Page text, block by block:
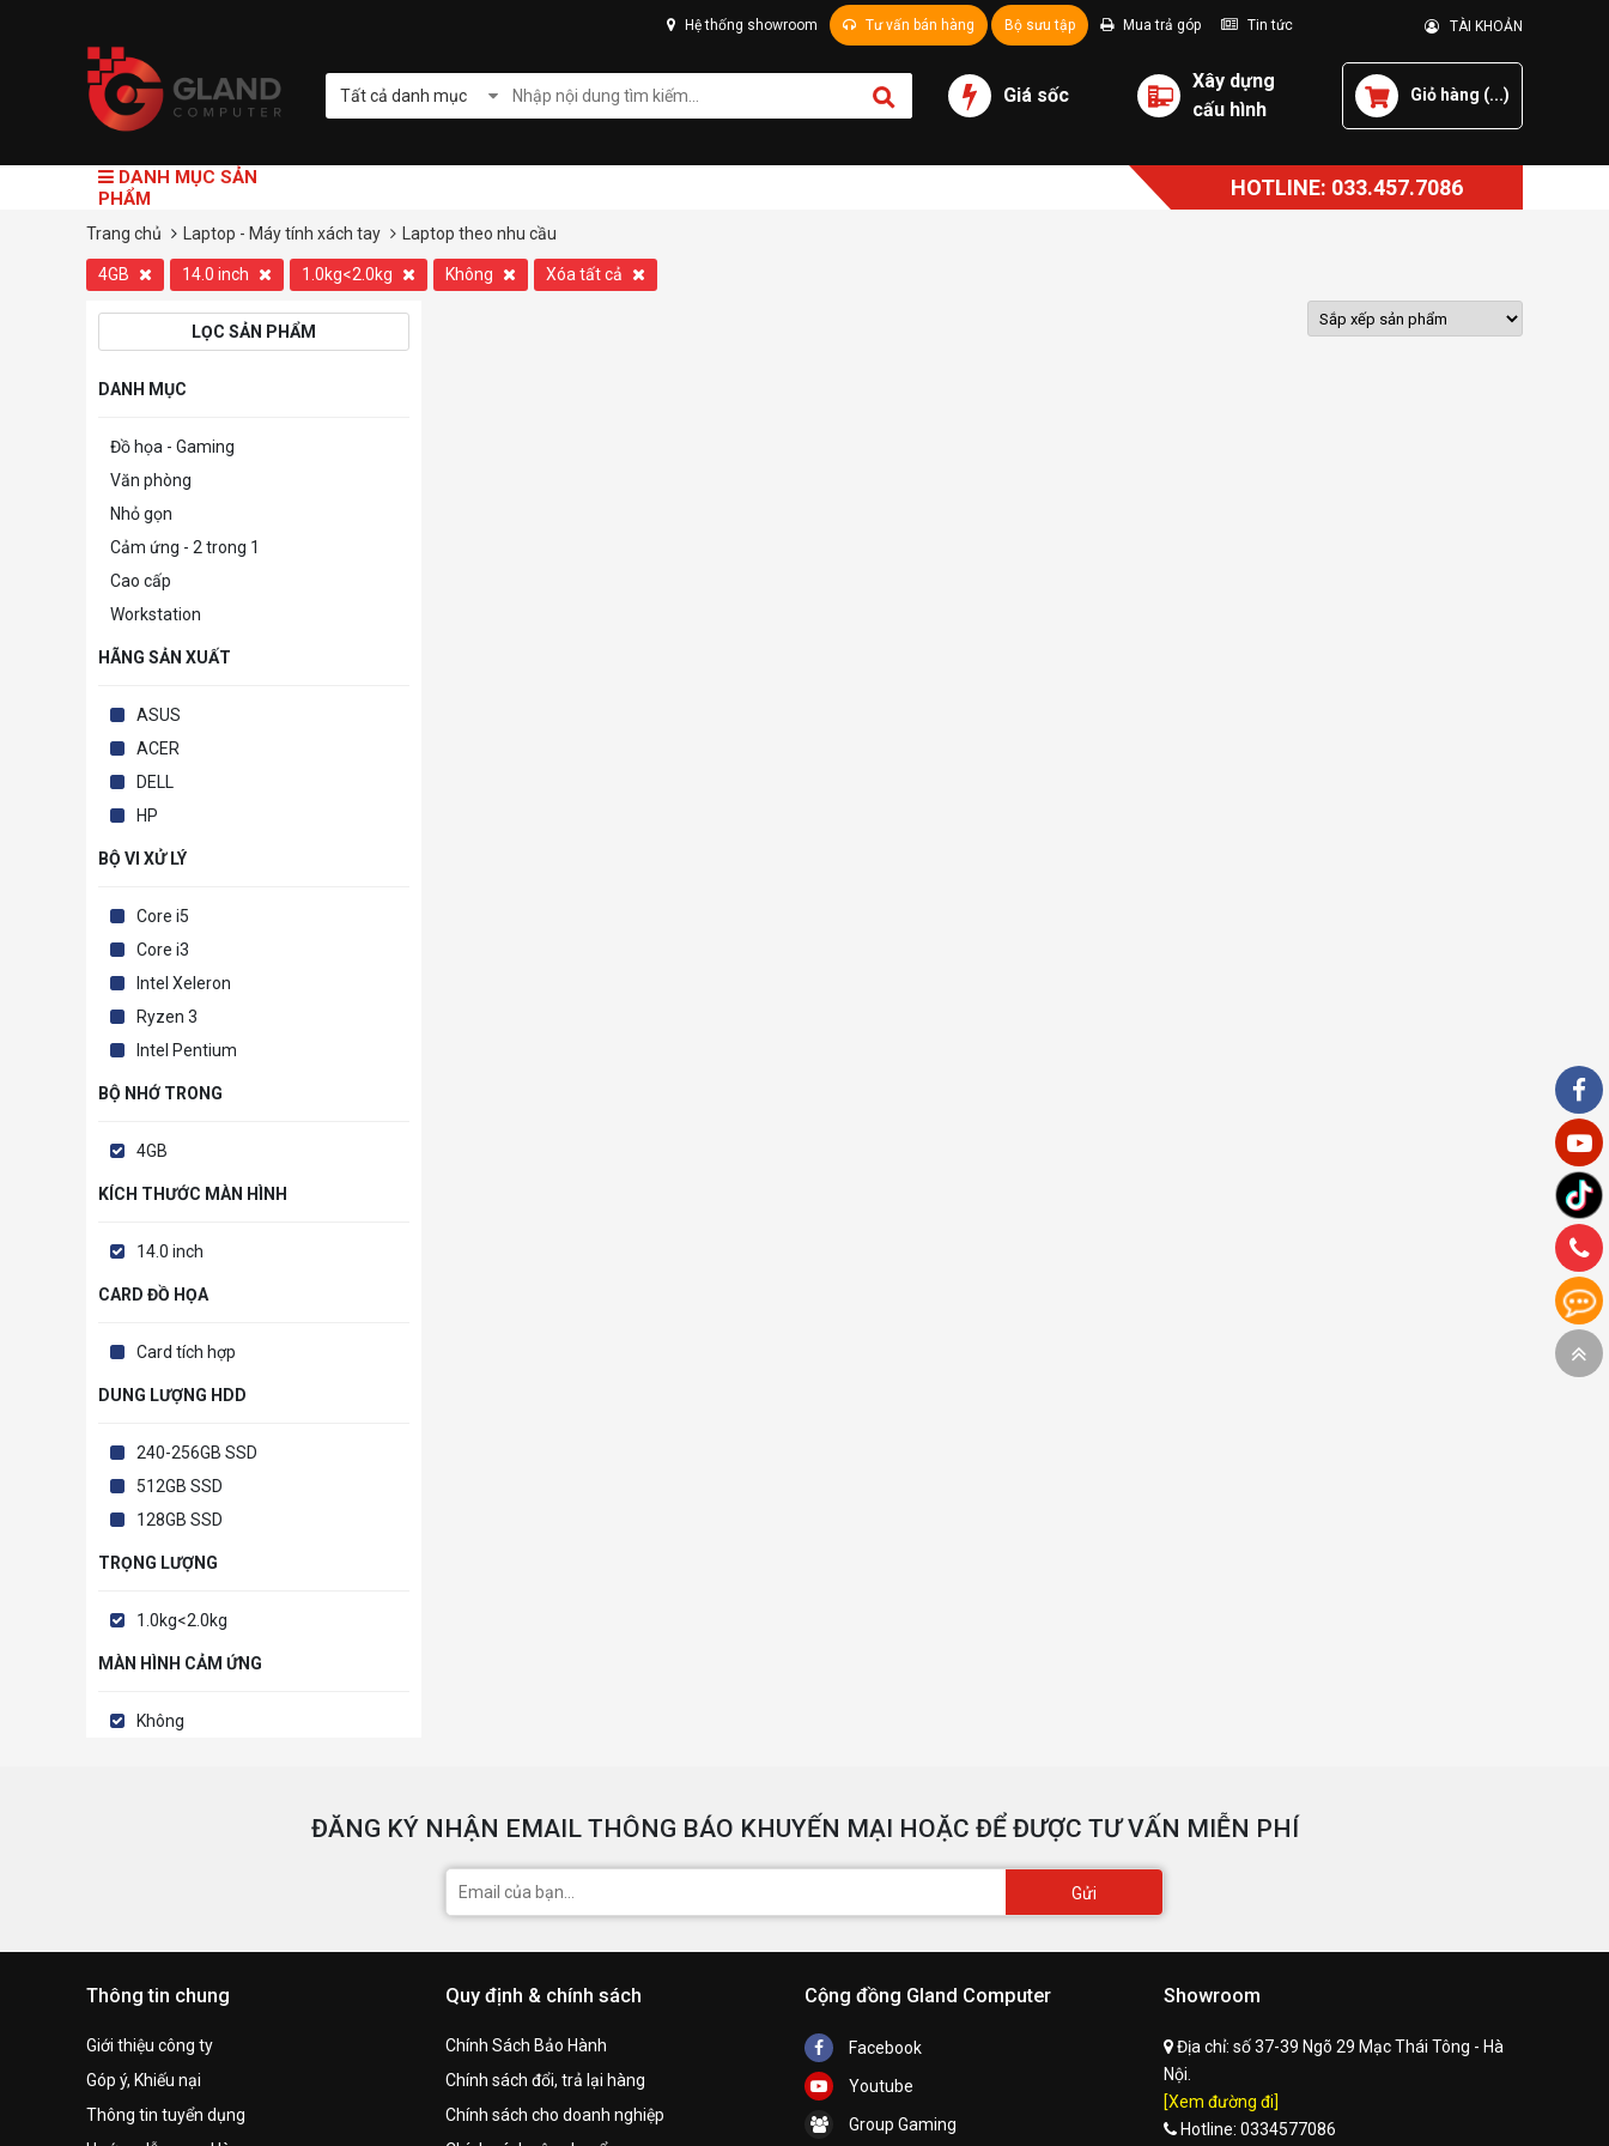
Hệ thống showroom Tư vấn bán hàng Bộ sưu tập Mua trả góp Tin tức TÀI KHOẢN
Tất cả danh mục Giá sốc
Xây dựng
cấu hình
Giỏ hàng (...)
DANH MỤC SẢN
PHẨM
HOTLINE: 033.457.7086
Trang chủ Laptop - Máy tính xách tay Laptop theo nhu cầu
4GB 14.0 inch 1.0kg<2.0kg Không Xóa tất cả
LỌC SẢN PHẨM
DANH MỤC
Đồ họa - Gaming
Văn phòng
Nhỏ gọn
Cảm ứng - 2 trong 1
Cao cấp
Workstation
HÃNG SẢN XUẤT
ASUS
ACER
DELL
HP
BỘ VI XỬ LÝ
Core i5
Core i3
Intel Xeleron
Ryzen 3
Intel Pentium
BỘ NHỚ TRONG
4GB
KÍCH THƯỚC MÀN HÌNH
14.0 inch
CARD ĐỒ HỌA
Card tích hợp
DUNG LƯỢNG HDD
240-256GB SSD
512GB SSD
128GB SSD
TRỌNG LƯỢNG
1.0kg<2.0kg
MÀN HÌNH CẢM ỨNG
Không
ĐĂNG KÝ NHẬN EMAIL THÔNG BÁO KHUYẾN MẠI HOẶC ĐỂ ĐƯỢC TƯ VẤN MIỄN PHÍ
Gửi
Thông tin chung
Giới thiệu công ty
Góp ý, Khiếu nại
Thông tin tuyển dụng
Quy định & chính sách
Chính Sách Bảo Hành
Chính sách đổi, trả lại hàng
Chính sách cho doanh nghiệp
Cộng đồng Gland Computer
Facebook
Youtube
Group Gaming
Showroom
Địa chỉ: số 37-39 Ngõ 29 Mạc Thái Tông - Hà
Nội.
[Xem đường đi]
Hotline: 0334577086